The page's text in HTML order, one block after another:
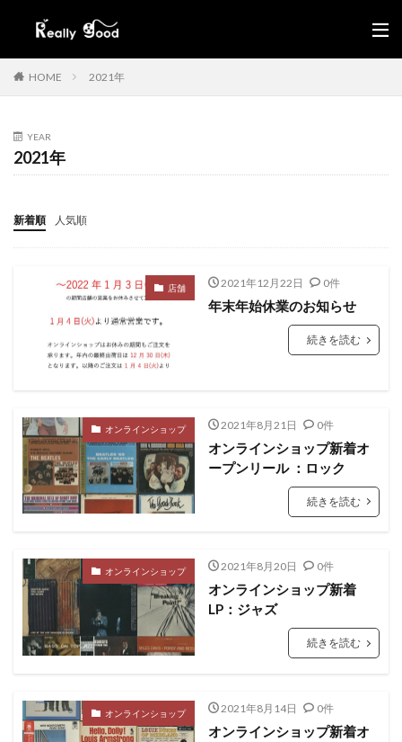
HOME 2021年
YEAR
2021年
新着順 人気順
店舗 2021年12月22日 0件
年末年始休業のお知らせ
続きを読む
オンラインショップ 2021年8月21日 0件
オンラインショップ新着オ
ープンリール ：ロック
続きを読む
オンラインショップ 2021年8月20日 0件
オンラインショップ新着
LP：ジャズ
続きを読む
オンラインショップ 2021年8月14日 0件
オンラインショップ新着オ